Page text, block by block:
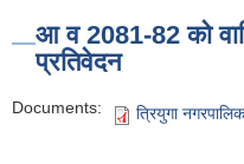
आ व 2081-82 को
प्रतिवेदन
Documents: त्रियुगा